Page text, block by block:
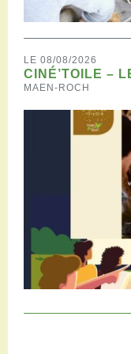
LE 08/08/2026
CINÉ’TOILE –
MAEN-ROCH